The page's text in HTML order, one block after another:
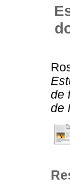
de
de